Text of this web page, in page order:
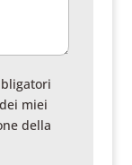
miei
della